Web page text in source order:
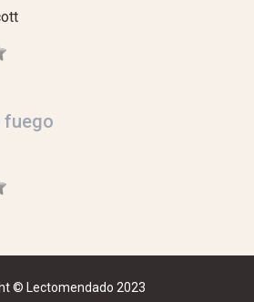
fuego
© Lectomendado 2023